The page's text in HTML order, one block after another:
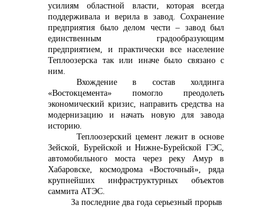
+7 (423) 234 50 50
info@vostokcement.ru
усилиям областной власти, которая всегда
поддерживала и верила в завод. Сохранение
предприятия было делом чести – завод был
единственным градообразующим
предприятием, и практически все население
Теплоозерска так или иначе было связано с
ним.
Вхождение в состав холдинга
«Востокцемента» помогло преодолеть
экономический кризис, направить средства на
модернизацию и начать новую для завода
историю.
Теплоозерский цемент лежит в основе
Зейской, Бурейской и Нижне-Бурейской ГЭС,
автомобильного моста через реку Амур в
Хабаровске, космодрома «Восточный»,ряда
крупнейших инфраструктурных объектов
саммита АТЭС.
За последние два года серьезный прорыв